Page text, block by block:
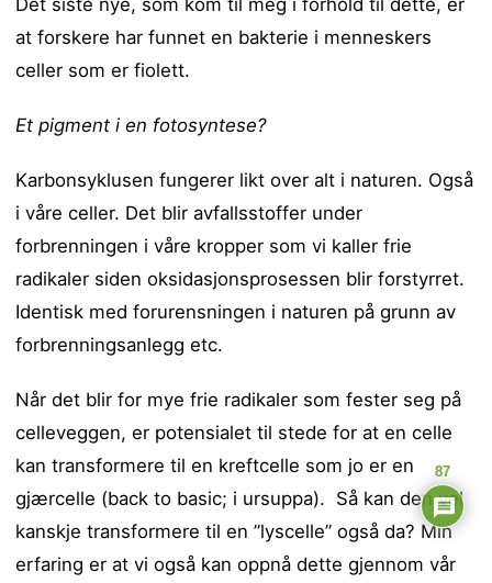
Det siste nye, som kom til meg i forhold til dette, er
at forskere har funnet en bakterie i menneskers
celler som er fiolett.
Et pigment i en fotosyntese?
Karbonsyklusen fungerer likt over alt i naturen. Også
i våre celler. Det blir avfallsstoffer under
forbrenningen i våre kropper som vi kaller frie
radikaler siden oksidasjonsprosessen blir forstyrret.
Identisk med forurensningen i naturen på grunn av
forbrenningsanlegg etc.
Når det blir for mye frie radikaler som fester seg på
celleveggen, er potensialet til stede for at en celle
kan transformere til en kreftcelle som jo er en
gjærcelle (back to basic; i ursuppa). Så kan den vel
kanskje transformere til en ”lyscelle” også da? Min
erfaring er at vi også kan oppnå dette gjennom vår
87